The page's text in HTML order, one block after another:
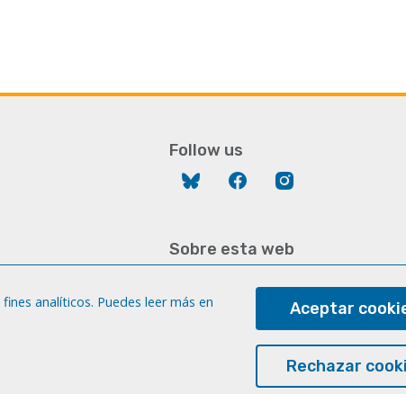
Follow us
Bluesky Facebook
Sobre esta web
Cookies
analíticos. Puedes leer más en
Aceptar
Rechazar